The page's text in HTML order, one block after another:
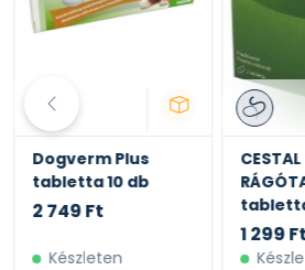
Dogverm Plus
tabletta 10 db
2 749 Ft
Készleten
1 299